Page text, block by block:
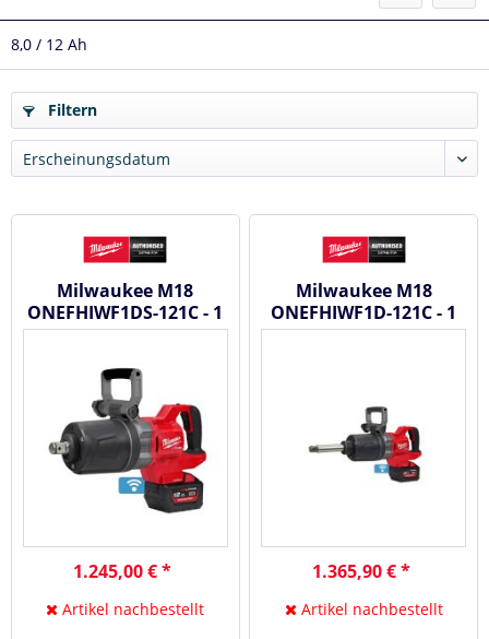
8,0 / 12 Ah
Filtern
Milwaukee M18
ONEFHIWF1DS-121C - 1
Zoll Akku
1.245,00 € *
Artikel nachbestellt
Milwaukee M18
ONEFHIWF1D-121C - 1
Zoll Akku
1.365,90 € *
Artikel nachbestellt